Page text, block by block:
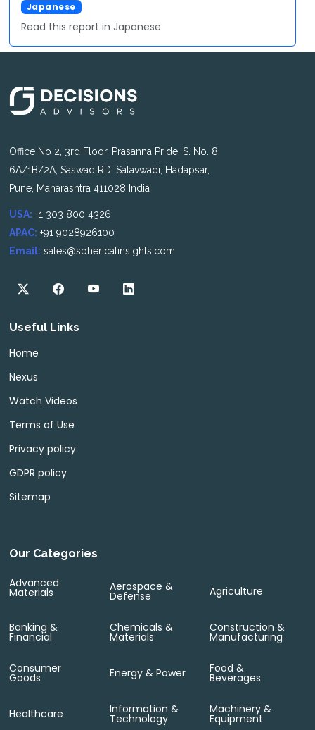
Japanese
Read this report in Japanese
Office No 2, 3rd Floor, Prasanna Pride, S. No. 8,
6A/1B/2A, Saswad RD, Satavwadi, Hadapsar,
Pune, Maharashtra 411028 India
USA: +1 303 800 4326
APAC: +91 9028926100
Email: sales@sphericalinsights.com
Useful Links
Home
Nexus
Watch Videos
Terms of Use
Privacy policy
GDPR policy
Sitemap
Our Categories
Advanced
Materials Aerospace &
Defense Agriculture
Banking &
Financial
Chemicals &
Materials
Construction &
Manufacturing
Consumer
Goods Energy & Power Food &
Beverages
Healthcare Information &
Technology
Machinery &
Equipment